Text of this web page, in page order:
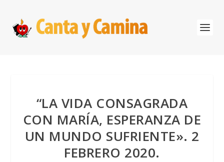
“LA VIDA CONSAGRADA
CON MARÍA, ESPERANZA DE
UN MUNDO SUFRIENTE». 2
FEBRERO 2020.